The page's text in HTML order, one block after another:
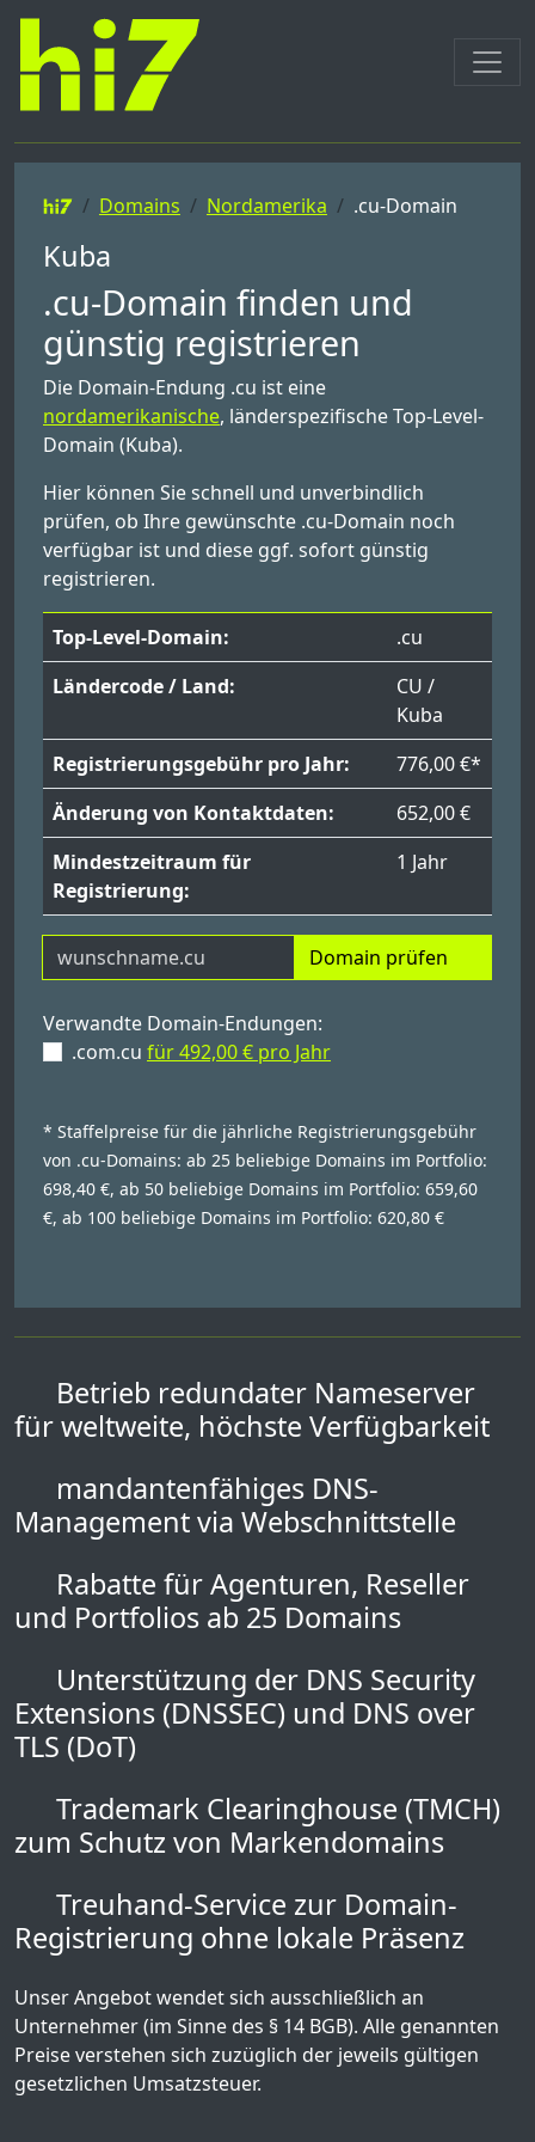
Domains Nordamerika .cu-Domain
Kuba
.cu-Domain finden und
günstig registrieren
Die Domain-Endung .cu ist eine
nordamerikanische, länderspezifische Top-Level-
Domain (Kuba).
Hier können Sie schnell und unverbindlich
prüfen, ob Ihre gewünschte .cu-Domain noch
verfügbar ist und diese ggf. sofort günstig
registrieren.
Top-Level-Domain:
.cu
Ländercode / Land:
CU /
Kuba
Registrierungsgebühr pro Jahr:
776,00 €*
Änderung von Kontaktdaten:
652,00 €
Mindestzeitraum für
Registrierung:
1 Jahr
Domain prüfen
Verwandte Domain-Endungen:
.com.cu für 492,00 € pro Jahr
* Staffelpreise für die jährliche Registrierungsgebühr
von .cu-Domains: ab 25 beliebige Domains im Portfolio:
698,40 €, ab 50 beliebige Domains im Portfolio: 659,60
€, ab 100 beliebige Domains im Portfolio: 620,80 €
Betrieb redundater Nameserver
für weltweite, höchste Verfügbarkeit
mandantenfähiges DNS-
Management via Webschnittstelle
Rabatte für Agenturen, Reseller
und Portfolios ab 25 Domains
Unterstützung der DNS Security
Extensions (DNSSEC) und DNS over
TLS (DoT)
Trademark Clearinghouse (TMCH)
zum Schutz von Markendomains
Treuhand-Service zur Domain-
Registrierung ohne lokale Präsenz
Unser Angebot wendet sich ausschließlich an
Unternehmer (im Sinne des § 14 BGB). Alle genannten
Preise verstehen sich zuzüglich der jeweils gültigen
gesetzlichen Umsatzsteuer.